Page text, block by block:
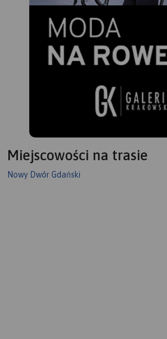
Miejscowości na trasie
Nowy Dwór Gdański